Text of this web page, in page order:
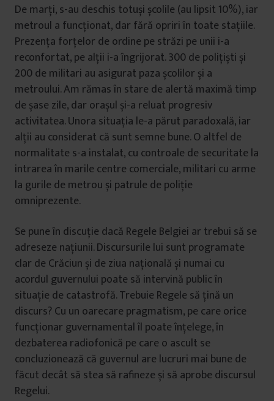
De marți, s-au deschis totuși școlile (au lipsit 10%), iar
metroul a funcționat, dar fără opriri în toate stațiile.
Prezența forțelor de ordine pe străzi pe unii i-a
reconfortat, pe alții i-a îngrijorat. 300 de polițiști și
200 de militari au asigurat paza școlilor și a
metroului. Am rămas în stare de alertă maximă timp
de șase zile, dar orașul și-a reluat progresiv
activitatea. Unora situația le-a părut paradoxală, iar
alții au considerat că sunt semne bune. O altfel de
normalitate s-a instalat, cu controale de securitate la
intrarea în marile centre comerciale, militari cu arme
la gurile de metrou și patrule de poliție
omniprezente.
Se pune în discuție dacă Regele Belgiei ar trebui să se
adreseze națiunii. Discursurile lui sunt programate
clar de Crăciun și de ziua națională și numai cu
acordul guvernului poate să intervină public în
situație de catastrofă. Trebuie Regele să țină un
discurs? Cu un oarecare pragmatism, pe care orice
funcționar guvernamental îl poate înțelege, în
dezbaterea radiofonică pe care o ascult se
concluzionează că guvernul are lucruri mai bune de
făcut decât să stea să rafineze și să aprobe discursul
Regelui.